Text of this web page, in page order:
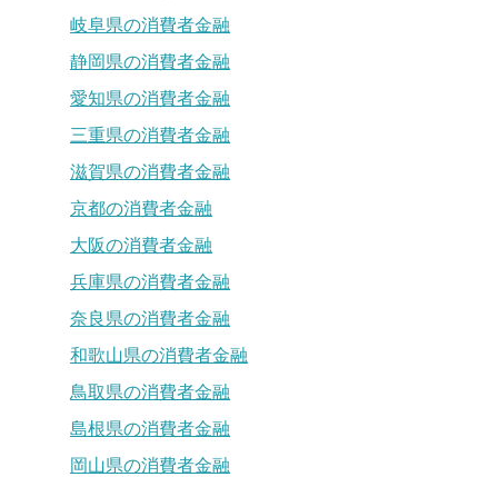
岐阜県の消費者金融
静岡県の消費者金融
愛知県の消費者金融
三重県の消費者金融
滋賀県の消費者金融
京都の消費者金融
大阪の消費者金融
兵庫県の消費者金融
奈良県の消費者金融
和歌山県の消費者金融
鳥取県の消費者金融
島根県の消費者金融
岡山県の消費者金融